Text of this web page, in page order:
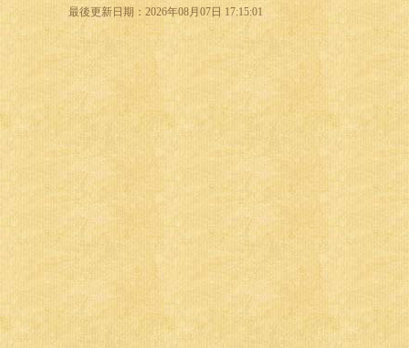
最後更新日期：2026年08月07日 17:15:01